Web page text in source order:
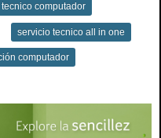
computador
servicio tecnico all in one
computador